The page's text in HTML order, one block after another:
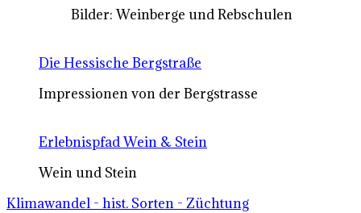
Bilder: Weinberge und Rebschulen
Die Hessische Bergstraße
Impressionen von der Bergstrasse
Erlebnispfad Wein & Stein
Wein und Stein
Klimawandel - hist. Sorten - Züchtung